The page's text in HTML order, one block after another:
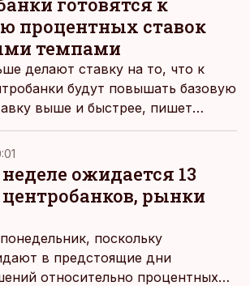
процентных ставок
темпами
делают ставку на то, что к
будут повышать базовую
выше и быстрее, пишет
ожидается 13
рынки
поскольку
в предстоящие дни
относительно процентных